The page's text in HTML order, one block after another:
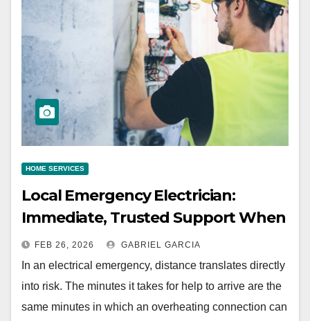
HOME SERVICES
Local Emergency Electrician:
Immediate, Trusted Support When
Safety Is at Stake
FEB 26, 2026 GABRIEL GARCIA
In an electrical emergency, distance translates directly
into risk. The minutes it takes for help to arrive are the
same minutes in which an overheating connection can